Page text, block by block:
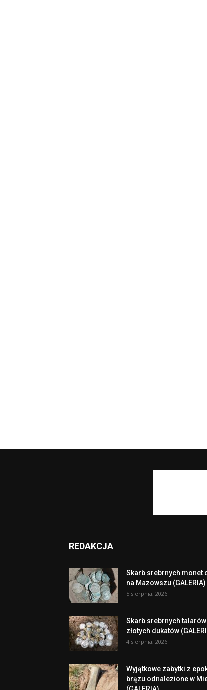
REDAKCJA
Skarb srebrnych monet
na Mazowszu (GALERIA)
5 sierpnia, 2026
Skarb srebrnych talarów
złotych dukatów
4 sierpnia, 2026
Wyjątkowe zabytki z
brązu odnalezione w